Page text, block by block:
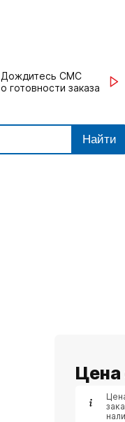
Дождитесь СМС
о готовности заказа
Найти
Цена